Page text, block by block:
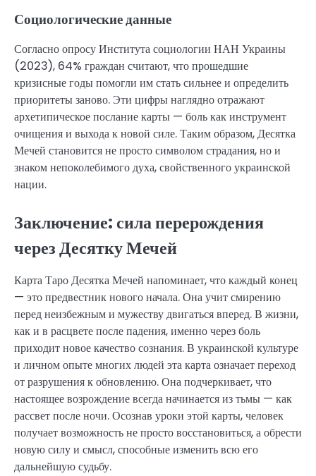
Социологические данные
Согласно опросу Института социологии НАН Украины
(2023), 64% граждан считают, что прошедшие
кризисные годы помогли им стать сильнее и определить
приоритеты заново. Эти цифры наглядно отражают
архетипическое послание карты — боль как инструмент
очищения и выхода к новой силе. Таким образом, Десятка
Мечей становится не просто символом страдания, но и
знаком непоколебимого духа, свойственного украинской
нации.
Заключение: сила перерождения
через Десятку Мечей
Карта Таро Десятка Мечей напоминает, что каждый конец
— это предвестник нового начала. Она учит смирению
перед неизбежным и мужеству двигаться вперед. В жизни,
как и в расцвете после падения, именно через боль
приходит новое качество сознания. В украинской культуре
и личном опыте многих людей эта карта означает переход
от разрушения к обновлению. Она подчеркивает, что
настоящее возрождение всегда начинается из тьмы — как
рассвет после ночи. Осознав уроки этой карты, человек
получает возможность не просто восстановиться, а обрести
новую силу и смысл, способные изменить всю его
дальнейшую судьбу.